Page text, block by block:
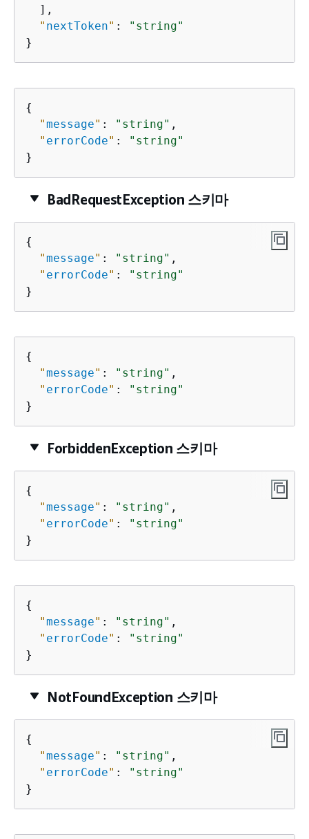
  ],
" nextToken" :
"string"
}
{
"message" : "string" ,
" errorCode" :
"string"
}
BadRequestException 스키마
{
"message" : "string" ,
" errorCode" :
"string"
}
{
"message" : "string" ,
" errorCode" :
"string"
}
ForbiddenException 스키마
{
"message" : "string" ,
" errorCode" :
"string"
}
{
"message" : "string" ,
" errorCode" :
"string"
}
NotFoundException 스키마
{
"message" : "string" ,
" errorCode" :
"string"
}